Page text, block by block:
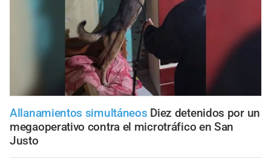
Allanamientos simultáneos Diez detenidos por un
megaoperativo contra el microtráfico en San
Justo